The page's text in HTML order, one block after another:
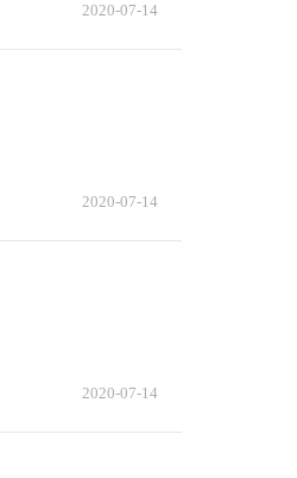
2020-07-14
2020-07-14
2020-07-14